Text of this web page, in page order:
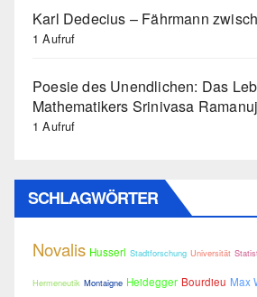
Karl Dedecius – Fährmann
1 Aufruf
Poesie des Unendlichen: Das
Mathematikers Srinivasa
1 Aufruf
SCHLAGWÖRTER
Novalis Husserl Stadtforschung Universität
Hermeneutik Montaigne Heidegger Bourdieu Max